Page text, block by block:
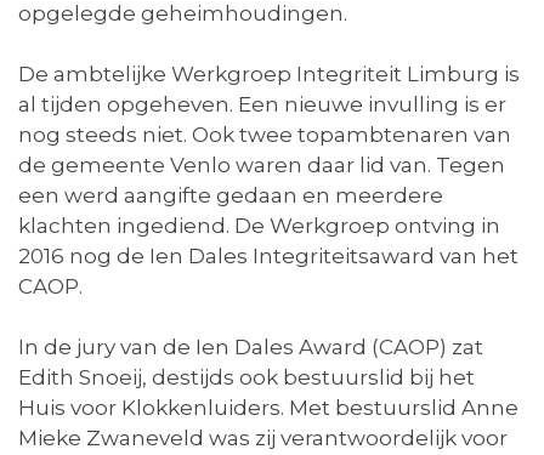
opgelegde geheimhoudingen.
De ambtelijke Werkgroep Integriteit Limburg is
al tijden opgeheven. Een nieuwe invulling is er
nog steeds niet. Ook twee topambtenaren van
de gemeente Venlo waren daar lid van. Tegen
een werd aangifte gedaan en meerdere
klachten ingediend. De Werkgroep ontving in
2016 nog de Ien Dales Integriteitsaward van het
CAOP.
In de jury van de Ien Dales Award (CAOP) zat
Edith Snoeij, destijds ook bestuurslid bij het
Huis voor Klokkenluiders. Met bestuurslid Anne
Mieke Zwaneveld was zij verantwoordelijk voor